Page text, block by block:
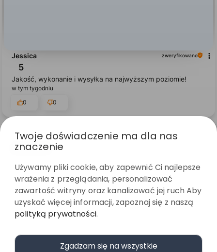
Jessica zweryfikowano
5
Jakość, wykonanie i wysyłka na najwyższym poziomie!
w tym tygodniu
0
0
podgląd
Twoje doświadczenie ma dla nas
znaczenie
Używamy pliki cookie, aby zapewnić Ci najlepsze
wrażenia z przeglądania, personalizować
zawartość witryny oraz kanalizować jej ruch Aby
uzyskać więcej informacji, zapoznaj się z naszą
polityką prywatności.
Zgadzam się na wszystkie